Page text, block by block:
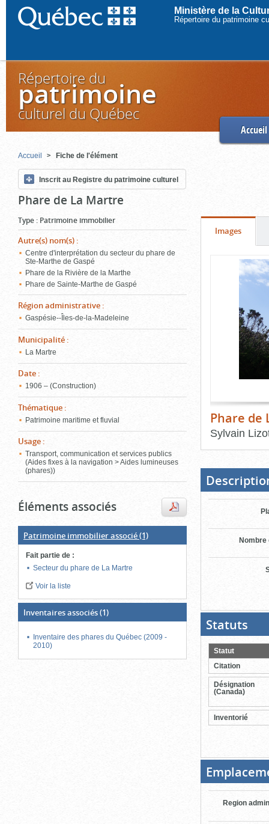
Ministère de la
Répertoire du patrimoine
Répertoire du
patrimoine
culturel du Québec
Accueil
Accueil Fiche de l'élément
Inscrit au Registre du patrimoine culturel
Phare de La Martre
Type : Patrimoine immobilier
Autre(s) nom(s) :
Centre d'interprétation du secteur du phare de
Ste-Marthe de Gaspé
Phare de la Rivière de la Marthe
Phare de Sainte-Marthe de Gaspé
Région administrative :
Gaspésie--Îles-de-la-Madeleine
Municipalité :
La Martre
Date :
1906 – (Construction)
Thématique :
Patrimoine maritime et fluvial
Usage :
Transport, communication et services publics
(Aides fixes à la navigation > Aides lumineuses
(phares))
Éléments associés
Patrimoine immobilier associé(1)
Fait partie de :
Secteur du phare de La Martre
Voir la liste
Inventaires associés(1)
Inventaire des phares du Québec (2009 -
2010)
Onglet
Images(cliquer
pour
voir
le
Contenu
l'onglet
Images
Phare de
Sylvain
bloc
d'onglets
Nombre
Statuts
pour
Statut
Citation
Désignation
(Canada)
Inventorié
Region